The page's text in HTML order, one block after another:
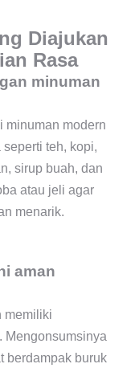
Diajukan
Rasa
minuman
minuman modern
teh, kopi,
sirup buah, dan
atau jeli agar
menarik.
aman
memiliki
Mengonsumsinya
berdampak buruk